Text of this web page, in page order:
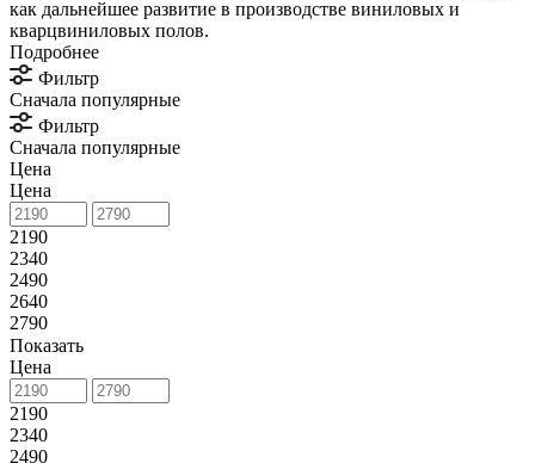
как дальнейшее развитие в производстве виниловых и
кварцвиниловых полов.
Подробнее
Фильтр
Сначала популярные
Фильтр
Сначала популярные
Цена
Цена
2190
2340
2490
2640
2790
Показать
Цена
2190
2340
2490